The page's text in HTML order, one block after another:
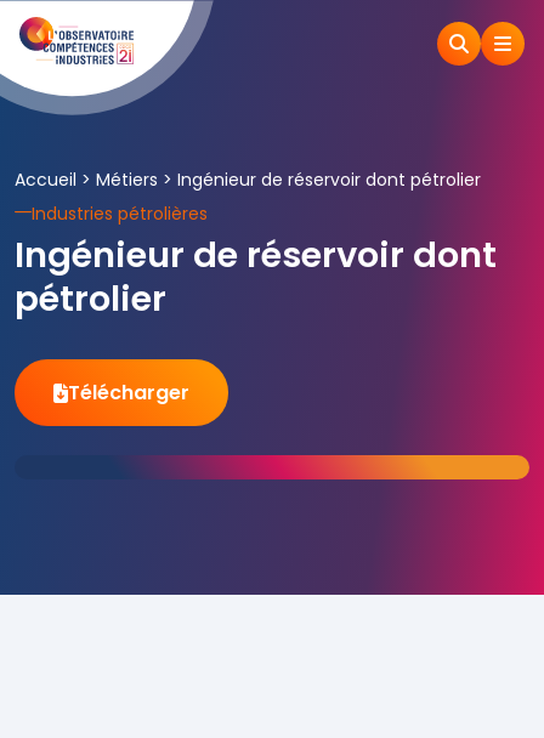
Accueil > Métiers > Ingénieur de réservoir dont pétrolier
Industries pétrolières
Ingénieur de réservoir dont
pétrolier
Télécharger